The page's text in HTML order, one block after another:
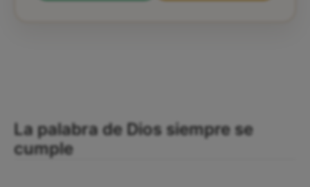
La palabra de Dios siempre se
cumple